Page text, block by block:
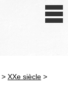
> XXe siècle >